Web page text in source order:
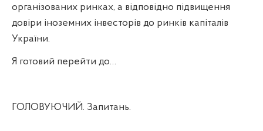
організованих ринках, а відповідно підвищення
довіри іноземних інвесторів до ринків капіталів
України.
Я готовий перейти до…
ГОЛОВУЮЧИЙ. Запитань.